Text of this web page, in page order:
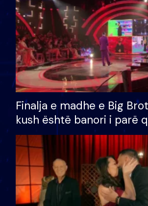
Finalja e madhe e Big
kush është banori i parë
shtëpinë dhe humb
të fituar çmimin e madh